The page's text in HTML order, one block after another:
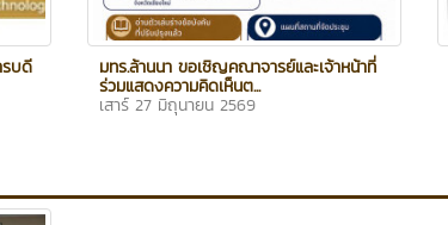
รบดี มทร.ล้านนา ขอเชิญคณาจารย์และเจ้าหน้าที่
ร่วมแสดงความคิดเห็นต...
เสาร์ 27 มิถุนายน 2569